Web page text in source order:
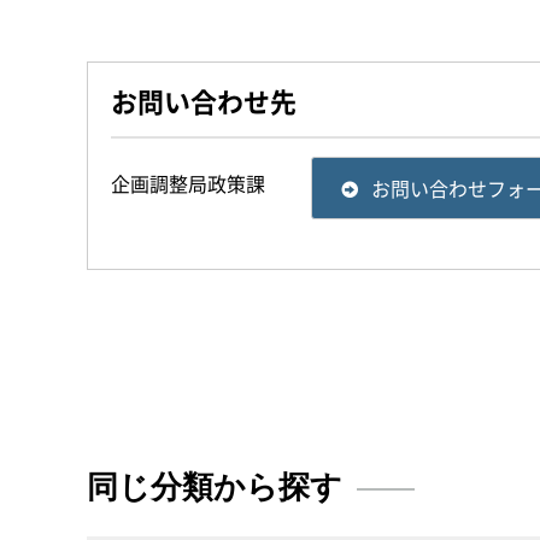
お問い合わせ先
企画調整局政策課 お問い合わせフォ
同じ分類から探す